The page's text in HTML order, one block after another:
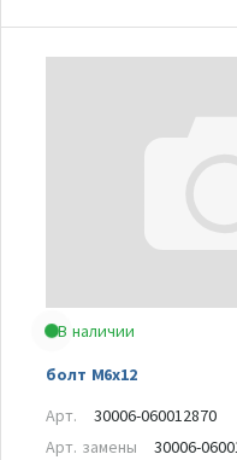
В наличии
болт М6х12
Арт.
30006-060012870
Арт. замены
30006-